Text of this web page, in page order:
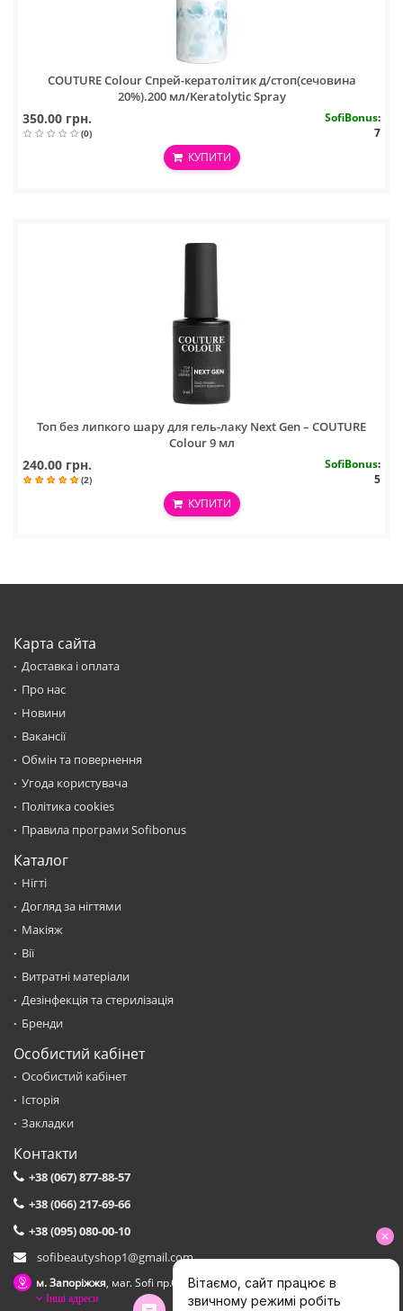
COUTURE Colour Спрей-кератолітик д/стоп(сечовина
20%).200 мл/Keratolytic Spray
350.00 грн.
(0)
SofiBonus:
7
КУПИТИ
Топ без липкого шару для гель-лаку Next Gen – COUTURE
Colour 9 мл
240.00 грн.
(2)
SofiBonus:
5
КУПИТИ
Карта сайта
Доставка і оплата
Про нас
Новини
Вакансії
Обмін та повернення
Угода користувача
Політика cookies
Правила програми Sofibonus
Каталог
Нігті
Догляд за нігтями
Макіяж
Вії
Витратні матеріали
Дезінфекція та стерилізація
Бренди
Особистий кабінет
Особистий кабінет
Історія
Закладки
Контакти
+38 (067) 877-88-57
+38 (066) 217-69-66
+38 (095) 080-00-10
sofibeautyshop1@gmail.com
м. Запоріжжя, маг. Sofi пр.Соборний,153 зуп. Сталеварiв
Інші адреси